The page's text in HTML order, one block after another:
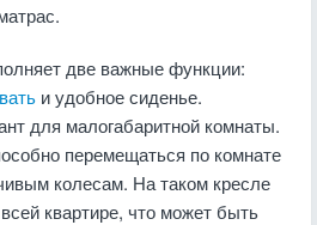
две важные функции:
и удобное сиденье.
для малогабаритной комнаты.
перемещаться по комнате
колесам. На таком кресле
квартире, что может быть